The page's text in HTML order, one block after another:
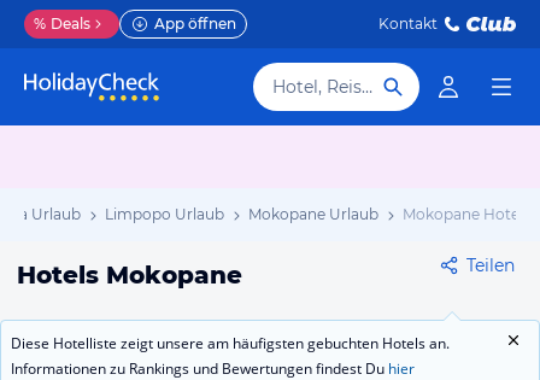
% Deals App öffnen Kontakt
Hotel, Reiseziel
Urlaub Limpopo Urlaub Mokopane Urlaub Mokopane Hotels
Hotels Mokopane Teilen
Diese Hotelliste zeigt unsere am häufigsten gebuchten Hotels an.
Informationen zu Rankings und Bewertungen findest Du hier